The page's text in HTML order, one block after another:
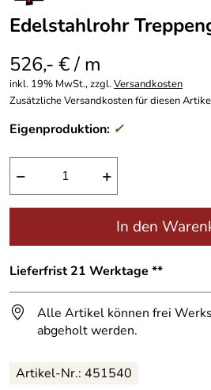
Edelstahlrohr
526,- € / m
inkl. 19% MwSt., zzgl.Versandkosten
Zusätzliche Versandkosten für diesen
Eigenproduktion: ✓
− +
In den
Lieferfrist 21 Werktage **
Alle Artikel können frei
abgeholt werden.
Artikel-Nr.: 451540